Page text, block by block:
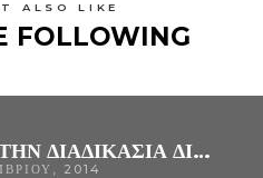
ALSO LIKE
FOLLOWING
ΔΙΑΓΩΝΙΣΜΟΣ ΜΕ ΤΗΝ ΔΙΑΔΙΚΑΣΙΑ ΔΙΑΠΡΑΓΜΑΤΕΥΣΗΣ ΓΙΑ ΤΗΝ ΠΡΟΜΗΘΕΙΑ “ΛΑΠΑΡΟΣΚΟΠΙΚΩΝ ΥΛΙΚΩΝ ΓΙΑ ΤΗΝ ΕΚΤΕΛΕΣΗ ΤΩΝ ΕΠΕΜΒΑΣΕΩΝ ΚΑΙ ΤΩΝ ΕΠΕΜΒΑΣΕΩΝ ΛΑΠΑΡΟΣΚΟΠΙΚΗΣ ΧΟΛΟΚΥΣΤΕΚΤΟΜΗΣ ΜΕ ΠΑΡΑΧΩΡΗΣΗ ΣΥΝΟΔΟΥ ΕΞΟΠΛΙΣΜΟΥ (ΛΑΠΑΡΟΣΚΟΠΙΚΟΣ ΠΥΡΓΟΣ)” ΤΟΥ Γ.Ν. ΑΡΤΑΣ
2014